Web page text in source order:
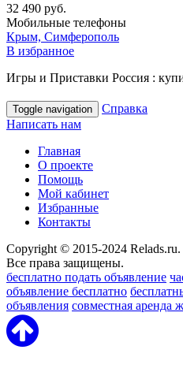
32 490 руб.
Мобильные телефоны
Крым, Симферополь
В избранное
Игры и Приставки Россия :
Toggle navigation
Справка
Написать нам
Главная
О проекте
Помощь
Мой кабинет
Избранные
Контакты
Copyright © 2015-2024 Relads.ru.
Все права защищены.
бесплатно подать объявление
объявление бесплатно
объявления совместная аренда